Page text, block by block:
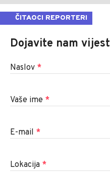
ČITAOCI REPORTERI
Dojavite nam vijest
Naslov *
Vaše ime *
E-mail *
Lokacija *